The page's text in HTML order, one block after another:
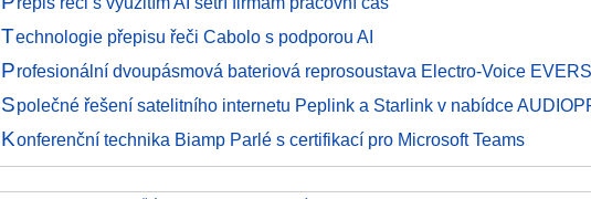
Technologie přepisu řeči Cabolo s podporou AI
Profesionální dvoupásmová bateriová reprosoustava Electro-Voice
Společné řešení satelitního internetu Peplink a Starlink v nabídce
Konferenční technika Biamp Parlé s certifikací pro Microsoft Teams